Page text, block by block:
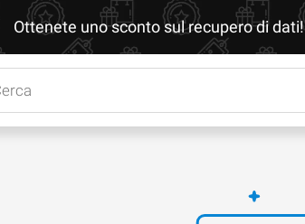
Ottenete uno sconto sul recupero di dati!